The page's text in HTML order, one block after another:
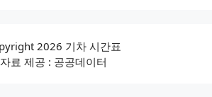
2026 기차 시간표
자료 제공 : 공공데이터